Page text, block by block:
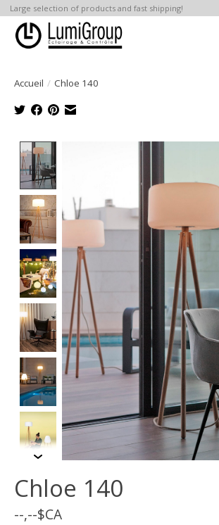
Large selection of products and fast shipping!
Accueil / Chloe 140
Product image slideshow Items
Chloe 140
--,--$CA